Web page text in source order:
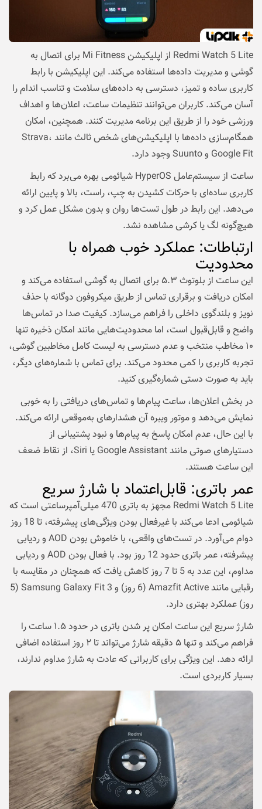
Redmi Watch 5 Lite از اپلیکیشن Mi Fitness برای اتصال به
گوشی و مدیریت داده‌ها استفاده می‌کند. این اپلیکیشن با رابط
کاربری ساده و تمیز، دسترسی به داده‌های سلامت و تناسب اندام را
آسان می‌کند. کاربران می‌توانند تنظیمات ساعت، اعلان‌ها و اهداف
ورزشی خود را از طریق این برنامه مدیریت کنند. همچنین، امکان
همگام‌سازی داده‌ها با اپلیکیشن‌های شخص ثالث مانند Strava،
Google Fit و Suunto وجود دارد.
ساعت از سیستم‌عامل HyperOS شیائومی بهره می‌برد که رابط
کاربری ساده‌ای با حرکات کشیدن به چپ، راست، بالا و پایین ارائه
می‌دهد. این رابط در طول تست‌ها روان و بدون مشکل عمل کرد و
هیچ‌گونه لگ یا کرشی مشاهده نشد.
ارتباطات: عملکرد خوب همراه با
محدودیت‌
این ساعت از بلوتوث ۵.۳ برای اتصال به گوشی استفاده می‌کند و
امکان دریافت و برقراری تماس از طریق میکروفون دوگانه با حذف
نویز و بلندگوی داخلی را فراهم می‌سازد. کیفیت صدا در تماس‌ها
واضح و قابل‌قبول است، اما محدودیت‌هایی مانند امکان ذخیره تنها
۱۰ مخاطب منتخب و عدم دسترسی به لیست کامل مخاطبین گوشی،
تجربه کاربری را کمی محدود می‌کند. برای تماس با شماره‌های دیگر،
باید به صورت دستی شماره‌گیری کنید.
در بخش اعلان‌ها، ساعت پیام‌ها و تماس‌های دریافتی را به خوبی
نمایش می‌دهد و موتور ویبره آن هشدارهای به‌موقعی ارائه می‌کند.
با این حال، عدم امکان پاسخ به پیام‌ها و نبود پشتیبانی از
دستیارهای صوتی مانند Google Assistant یا Siri، از نقاط ضعف
این ساعت هستند.
عمر باتری: قابل‌اعتماد با شارژ سریع
Redmi Watch 5 Lite مجهز به باتری 470 میلی‌آمپرساعتی است که
شیائومی ادعا می‌کند با غیرفعال بودن ویژگی‌های پیشرفته، تا 18 روز
دوام می‌آورد. در تست‌های واقعی، با خاموش بودن AOD و ردیابی
پیشرفته، عمر باتری حدود 12 روز بود. با فعال بودن AOD و ردیابی
مداوم، این عدد به 5 تا 7 روز کاهش یافت که همچنان در مقایسه با
رقبایی مانند Amazfit Active (6 روز) و Samsung Galaxy Fit 3 (5
روز) عملکرد بهتری دارد.
شارژ سریع این ساعت امکان پر شدن باتری در حدود ۱.۵ ساعت را
فراهم می‌کند و تنها ۵ دقیقه شارژ می‌تواند تا ۲ روز استفاده اضافی
ارائه دهد. این ویژگی برای کاربرانی که عادت به شارژ مداوم ندارند،
بسیار کاربردی است.